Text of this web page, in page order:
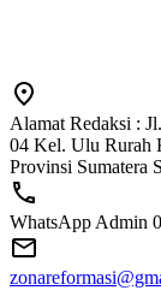
Alamat Redaksi :
04 Kel. Ulu Rurah
Provinsi Sumatera
WhatsApp Admin